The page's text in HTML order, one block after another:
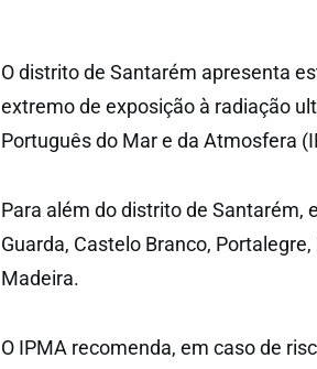
O distrito de Santarém apresenta
extremo de exposição à radiação
Português do Mar e da Atmosfera
Para além do distrito de Santarém,
Guarda, Castelo Branco,
Madeira.
O IPMA recomenda, em caso de